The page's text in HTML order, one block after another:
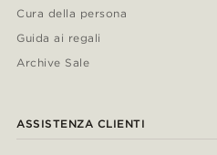
Cura della persona
Guida ai regali
Archive Sale
ASSISTENZA CLIENTI